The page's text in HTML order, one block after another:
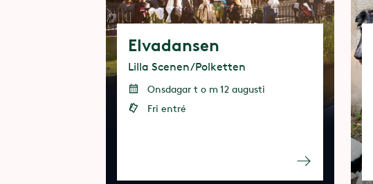
Elvadansen
Lilla Scenen/Polketten
Onsdagar t o m 12 augusti
Fri entré